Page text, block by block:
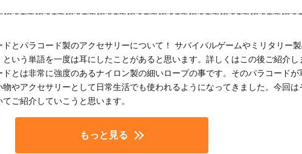
とパラコード製のアクセサリーについて！ サバイバルゲームやミリタリー
いう単語を一度は耳にしたことがあると思います。詳しくはこの後ご紹介し
とは非常に強度のあるナイロン製の細いロープの事です。そのパラコードが
やアクセサリーとして日常生活でも使われるようになってきました。今回は
ご紹介していこうと思います。
もっと見る